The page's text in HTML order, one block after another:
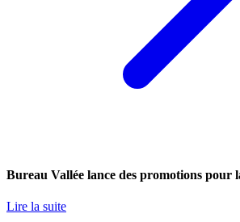
Bureau Vallée lance des promotions pour
Lire la suite